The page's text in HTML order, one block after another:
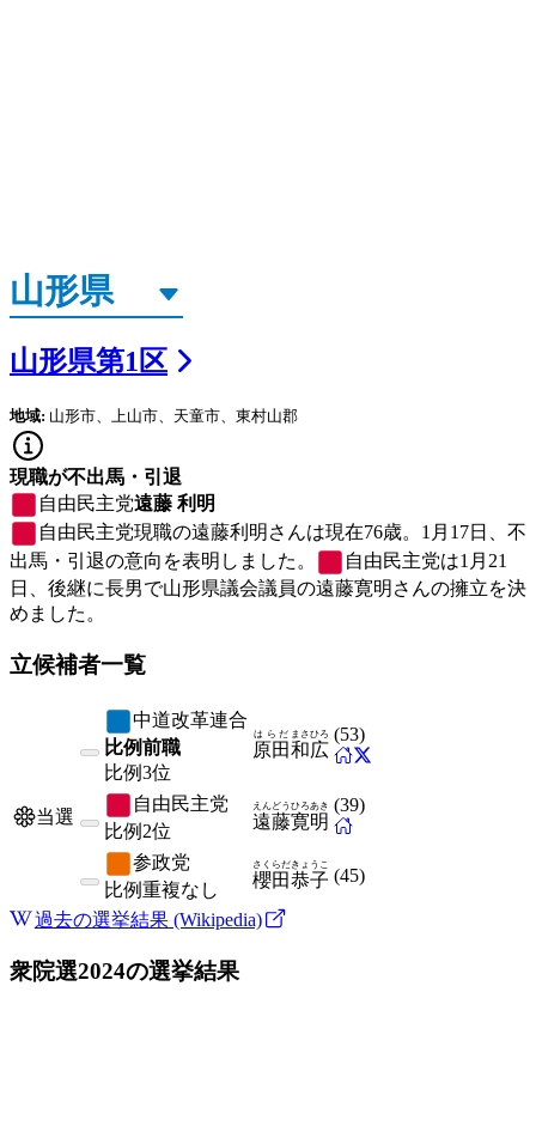
山形県第1区
地域: 山形市、上山市、天童市、東村山郡
現職が不出馬・引退
自由民主党遠藤 利明
自由民主党現職の遠藤利明さんは現在76歳。1月17日、不
出馬・引退の意向を表明しました。
自由民主党は1月21
日、後継に長男で山形県議会議員の遠藤寛明さんの擁立を決
めました。
立候補者一覧
中道改革連合
比例前職
比例3位
原田
はらだ
和広
まさひろ (53)
当選
自由民主党
比例 2位 遠藤
えんどう
寛明
ひろあき (39)
参政党
比例重複なし 櫻田
さくらだ
恭子
きょうこ
(45)
過去の選挙結果 (Wikipedia)
衆院選2024の選挙結果